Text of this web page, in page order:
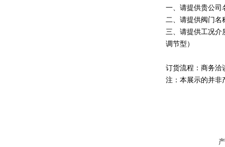
一、请提供贵公司
二、请提供阀门名
三、请提供工况介
调节型）
订货流程：商务
注：本展示的并非